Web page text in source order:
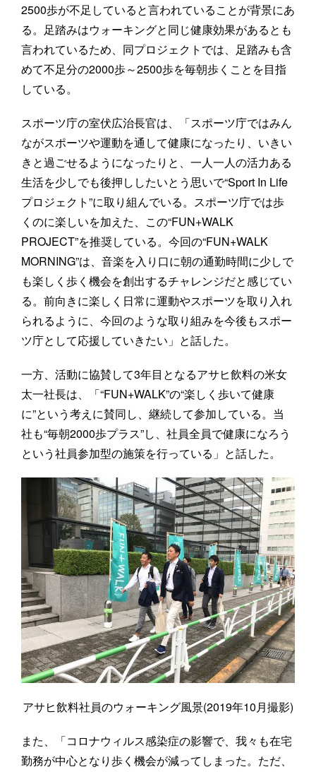
2500歩が不足していると言われていることが背景にあ
る。足踏みはウォーキングと同じ健康効果があるとも
言われているため、同プロジェクトでは、足踏みも含
めて不足分の2000歩～2500歩を毎朝歩くことを目指
している。
スポーツ庁の室伏広治長官は、「スポーツ庁ではみん
ながスポーツや運動を通して健康になったり、いきい
きと過ごせるようになったりと、一人一人の活力ある
生活を少しでも後押ししたいとう思いで“Sport In Life
プロジェクト”に取り組んでいる。スポーツ庁では歩
くのに楽しいを加えた、この“FUN+WALK
PROJECT”を推奨している。今回の“FUN+WALK
MORNING”は、音楽を入り口に朝の通勤時間に少しで
も楽しく歩く機会を創出するチャレンジだと感じてい
る。前向きに楽しく日常に運動やスポーツを取り入れ
られるように、今回のような取り組みを今後もスポー
ツ庁として応援していきたい」と話した。
一方、活動に協賛して3年目となるアサヒ飲料の米女
太一社長は、「“FUN+WALK”の“楽しく歩いて健康
に”という考えに賛同し、継続して参加している。当
社も“毎朝2000歩プラス”し、社員全員で健康になろう
という社員参加型の施策を行っている」と話した。
アサヒ飲料社員のウォーキング風景(2019年10月撮影)
また、「コロナウィルス感染症の影響で、我々も在宅
勤務が中心となり歩く機会が減ってしまった。ただ、